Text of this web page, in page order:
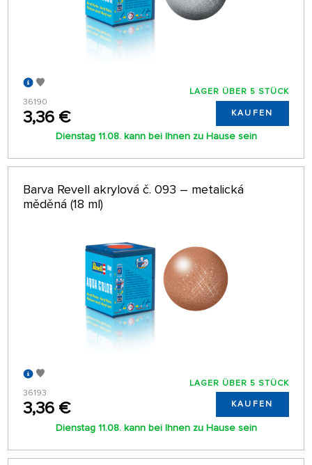
36190
3,36 €
LAGER ÜBER 5 STÜCK
KAUFEN
Dienstag 11.08. kann bei Ihnen zu Hause sein
Barva Revell akrylová č. 093 – metalická
měděná (18 ml)
36193
3,36 €
LAGER ÜBER 5 STÜCK
KAUFEN
Dienstag 11.08. kann bei Ihnen zu Hause sein